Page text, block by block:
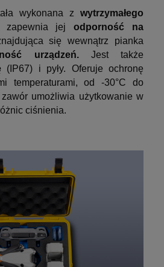
wykonana z wytrzymałego
zapewnia jejodporność na
się wewnątrz pianka
urządzeń.Jest także
(IP67) i pyły. Oferuje ochronę
temperaturami, od -30°C do
umożliwia użytkowanie w
ciśnienia.